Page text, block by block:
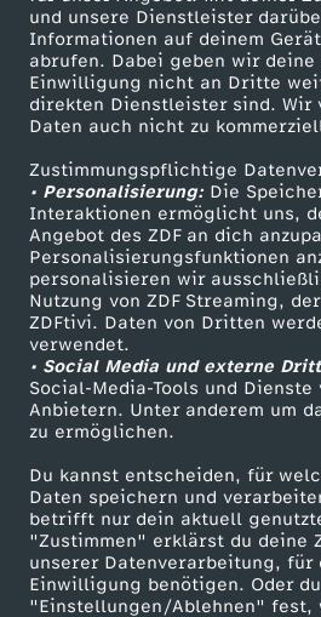
und unsere Dienstleister
Informationen auf deinem
abrufen. Dabei geben wir deine
Einwilligung nicht an Dritte
direkten Dienstleister sind. Wir
Daten auch nicht zu
Zustimmungspflichtige
• Personalisierung:Die
Interaktionen ermöglicht uns,
Angebot des ZDF an dich
Personalisierungsfunktionen
personalisieren wir
Nutzung von ZDF Streaming,
ZDFtivi. Daten von Dritten
verwendet.
• Social Media und externe
Social-Media-Tools und Dienste
Anbietern. Unter anderem um
zu ermöglichen.
Du kannst entscheiden, für
Daten speichern und
betrifft nur dein aktuell
"Zustimmen" erklärst du deine
unserer Datenverarbeitung, für
Einwilligung benötigen. Oder
"Einstellungen/Ablehnen" fest,
e
.
E
l
t
e
r
n
f
r
Mehr ZDF
ZDF-Apps
Smart TV
ZDFtext
Livestreams
Sendungen A-Z
TV-Programm
Hilfe
ZDF Unternehmen
Karriere
ZDF goes Schule
Werbefernsehen
Mainzelmännchen